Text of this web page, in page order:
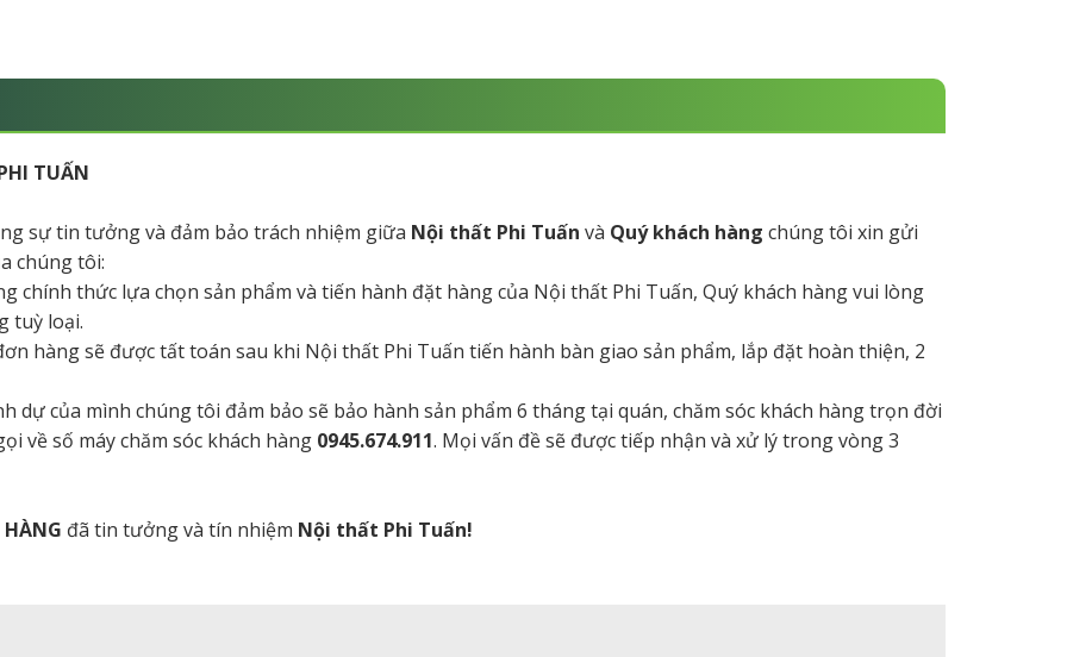
TUẤN
sự tin tưởng và đảm bảo trách nhiệm giữa Nội thất Phi Tuấn và Quý khách hàng chúng tôi xin gửi
chúng tôi:
chính thức lựa chọn sản phẩm và tiến hành đặt hàng của Nội thất Phi Tuấn, Quý khách hàng vui lòng
tuỳ loại.
hàng sẽ được tất toán sau khi Nội thất Phi Tuấn tiến hành bàn giao sản phẩm, lắp đặt hoàn thiện, 2
dự của mình chúng tôi đảm bảo sẽ bảo hành sản phẩm 6 tháng tại quán, chăm sóc khách hàng trọn đời
về số máy chăm sóc khách hàng 0945.674.911. Mọi vấn đề sẽ được tiếp nhận và xử lý trong vòng 3
HÀNG đã tin tưởng và tín nhiệm Nội thất Phi Tuấn!